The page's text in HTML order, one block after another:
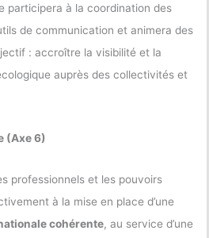
participera à la coordination des
de communication et animera des
: accroître la visibilité et la
auprès des collectivités et
(Axe 6)
professionnels et les pouvoirs
à la mise en place d’une
cohérente, au service d’une